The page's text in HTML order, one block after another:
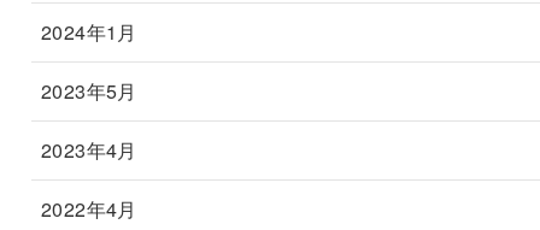
2024年1月
2023年5月
2023年4月
2022年4月